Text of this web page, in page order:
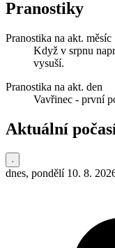
Pranostiky
Pranostika na akt. měsíc
Když v srpnu
vysuší.
Pranostika na akt. den
Vavřinec - první
Aktuální
dnes, pondělí 10. 8.